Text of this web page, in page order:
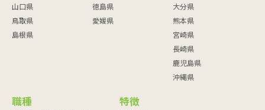
山口県
鳥取県
島根県
徳島県
愛媛県
大分県
熊本県
宮崎県
長崎県
鹿児島県
沖縄県
職種 特徴